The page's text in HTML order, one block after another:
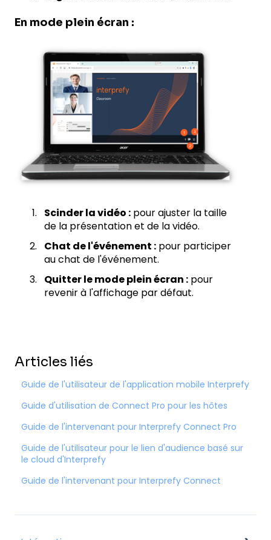
En mode plein écran :
Scinder la vidéo : pour ajuster la taille
de la présentation et de la vidéo.
Chat de l'événement : pour participer
au chat de l'événement.
Quitter le mode plein écran : pour
revenir à l'affichage par défaut.
Articles liés
Guide de l'utilisateur de l'application mobile Interprefy
Guide d'utilisation de Connect Pro pour les hôtes
Guide de l'intervenant pour Interprefy Connect Pro
Guide de l'utilisateur pour le lien d'audience basé sur
le cloud d'Interprefy
Guide de l'intervenant pour Interprefy Connect